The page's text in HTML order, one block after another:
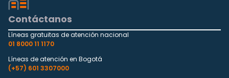
Contáctanos
Líneas gratuitas de atención nacional
01 8000 11 1170
Líneas de atención en Bogotá
(+57) 601 3307000